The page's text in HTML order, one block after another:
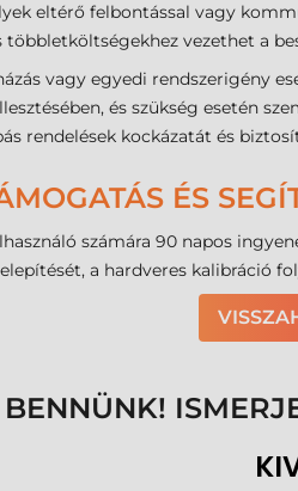
eltérő felbontással vagy
vezethet a
vagy egyedi rendszerigény
és szükség esetén
rendelések kockázatát és
ÉS
számára 90 napos
a hardveres kalibráció